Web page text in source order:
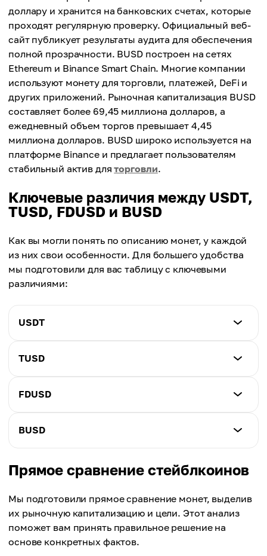
доллару и хранится на банковских счетах, которые
проходят регулярную проверку. Официальный веб-
сайт публикует результаты аудита для обеспечения
полной прозрачности. BUSD построен на сетях
Ethereum и Binance Smart Chain. Многие компании
используют монету для торговли, платежей, DeFi и
других приложений. Рыночная капитализация BUSD
составляет более 69,45 миллиона долларов, а
ежедневный объем торгов превышает 4,45
миллиона долларов. BUSD широко используется на
платформе Binance и предлагает пользователям
стабильный актив дляторговли.
Ключевые различия между USDT,
TUSD, FDUSD и BUSD
Как вы могли понять по описанию монет, у каждой
из них свои особенности. Для большего удобства
мы подготовили для вас таблицу с ключевыми
различиями:
USDT
Эмитент
Обеспечение
Спорная, частично аудируемая
Область применения
Широко используется в торговле
TUSD
Эмитент
Обеспечение
Рыночная капитализация
495 миллионов долларов
Прозрачность
Высокая, регулярно аудируемая
FDUSD
Эмитент
Обеспечение
Рыночная капитализация
450 миллионов долларов
BUSD
Binance и Paxos Trust Company
Доллары США
Прямое сравнение стейблкоинов
Мы подготовили прямое сравнение монет, выделив
их рыночную капитализацию и цели. Этот анализ
поможет вам принять правильное решение на
основе конкретных фактов.